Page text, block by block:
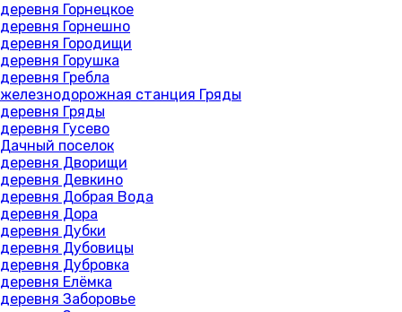
деревня Горнецкое
деревня Горнешно
деревня Городищи
деревня Горушка
деревня Гребла
железнодорожная станция Гряды
деревня Гряды
деревня Гусево
Дачный поселок
деревня Дворищи
деревня Девкино
деревня Добрая Вода
деревня Дора
деревня Дубки
деревня Дубовицы
деревня Дубровка
деревня Елёмка
деревня Заборовье